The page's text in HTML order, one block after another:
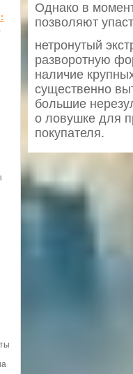
Однако в
позволяют
нетронутый
разворотную
наличие
существенно
большие
о ловушке для
покупателя.